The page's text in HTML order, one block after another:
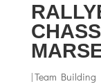
|Team Building